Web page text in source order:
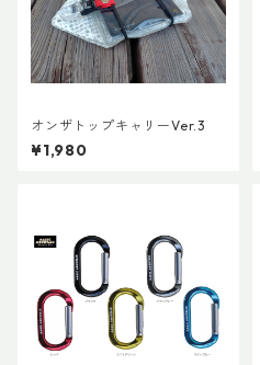
オンザトップキャリーVer.3
¥1,980